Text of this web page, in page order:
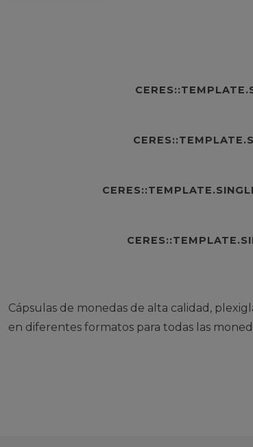
Cápsulas de monedas de alta calidad,
en diferentes formatos para todas las